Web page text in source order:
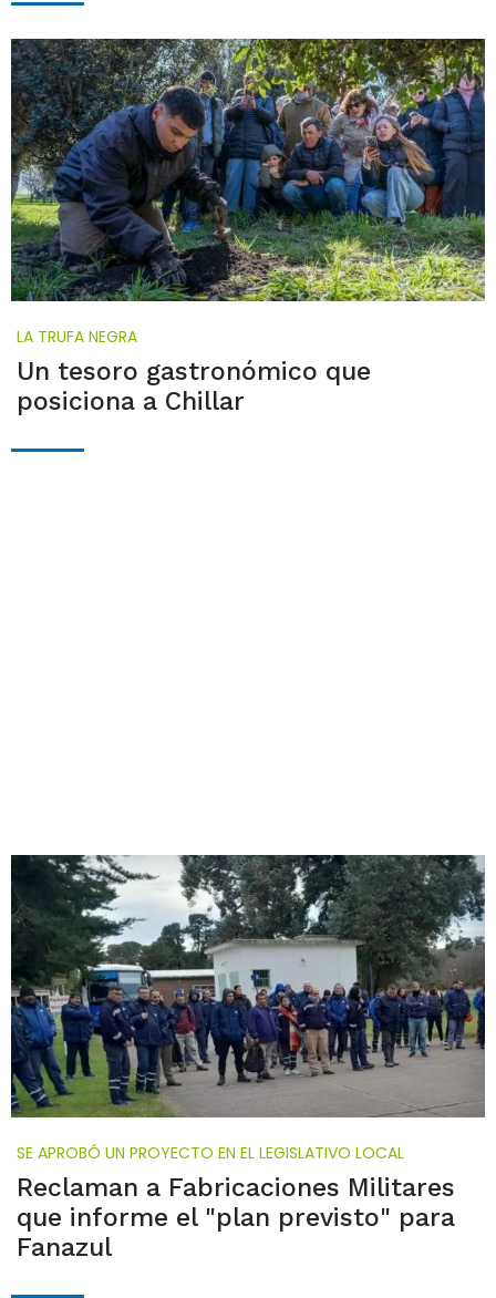
LA TRUFA NEGRA
Un tesoro gastronómico que
posiciona a Chillar
SE APROBÓ UN PROYECTO EN EL LEGISLATIVO LOCAL
Reclaman a Fabricaciones Militares
que informe el "plan previsto" para
Fanazul